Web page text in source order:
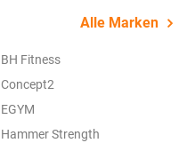
Alle Marken
BH Fitness
Concept2
EGYM
Hammer Strength